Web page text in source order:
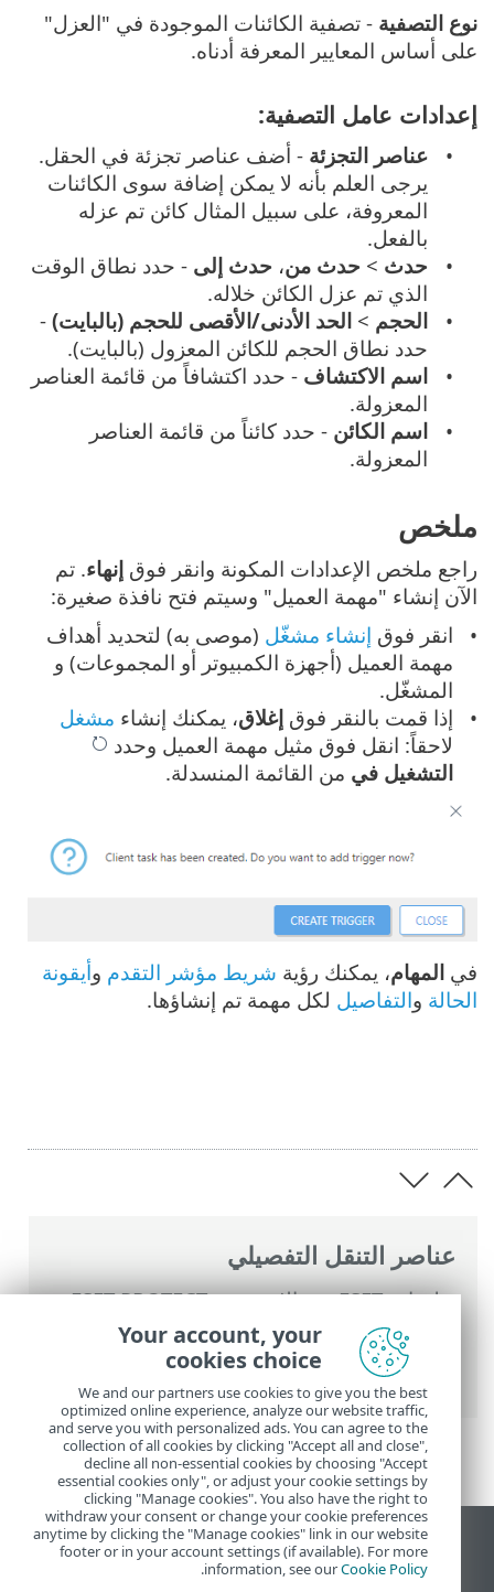
عناصر التنقل التفصيلي
تعليمات ESET عبر الإنترنت >
ESET PROTECT
On-Prem
استخدام ‎ESET PROTECT On-
Prem
>
القائمة الرئيسية ESET PROTECT On-
Prem
>المهام > مهام العميل > إدارة العزل
نوع التصفية - تصفية الكائنات الموجودة في "العزل"
على أساس المعايير المعرفة أدناه.
إعدادات عامل التصفية:
عناصر التجزئة - أضف عناصر تجزئة في الحقل.
يرجى العلم بأنه لا يمكن إضافة سوى الكائنات
المعروفة، على سبيل المثال كائن تم عزله
بالفعل.
حدث > حدث من، حدث إلى - حدد نطاق الوقت
الذي تم عزل الكائن خلاله.
الحجم > الحد الأدنى/الأقصى للحجم (بالبايت)-
حدد نطاق الحجم للكائن المعزول (بالبايت).
اسم الاكتشاف - حدد اكتشافاً من قائمة العناصر
المعزولة.
اسم الكائن - حدد كائناً من قائمة العناصر
المعزولة.
ملخص
راجع ملخص الإعدادات المكونة وانقر فوق إنهاء. تم
الآن إنشاء "مهمة العميل" وسيتم فتح نافذة صغيرة:
انقر فوق إنشاء مشغّل (موصى به) لتحديد أهداف
مهمة العميل (أجهزة الكمبيوتر أو المجموعات) و
المشغّل.
إذا قمت بالنقر فوقإغلاق، يمكنك إنشاء مشغل
لاحقاً: انقل فوق مثيل مهمة العميل وحدد
التشغيل في من القائمة المنسدلة.
في المهام، يمكنك رؤية شريط مؤشر التقدم وأيقونة
الحالة والتفاصيل لكل مهمة تم إنشاؤها.
عرض موقع سطح المكتب
End of Life
Your account, your
cookies choice
We and our partners use cookies to give you the best
optimized online experience, analyze our website traffic,
and serve you with personalized ads. You can agree to the
collection of all cookies by clicking "Accept all and close",
decline all non-essential cookies by choosing "Accept
essential cookies only", or adjust your cookie settings by
clicking "Manage cookies". You also have the right to
withdraw your consent or change your cookie preferences
anytime by clicking the "Manage cookies" link in our website
footer or in your account settings (if available). For more
information, see ourCookie Policy
.